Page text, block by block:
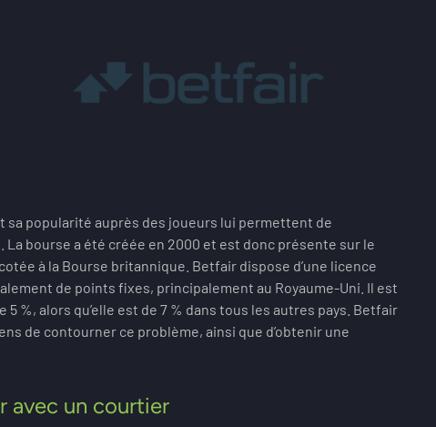
sa popularité auprès des joueurs lui permettent de
bourse a été créée en 2000 et est donc présente sur le
à la Bourse britannique. Betfair dispose d’une licence
de points fixes, principalement au Royaume-Uni. Il est
%, alors qu’elle est de 7 % dans tous les autres pays. Betfair
de contourner ce problème, ainsi que d’obtenir une
avec un courtier